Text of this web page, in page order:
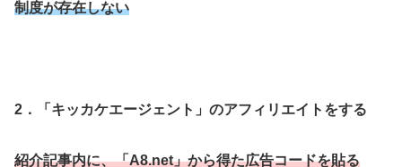
制度が存在しない
2．「キッカケエージェント」 のアフィリエイトをする
紹介記事内に、「A8.net」から得た広告コードを貼る